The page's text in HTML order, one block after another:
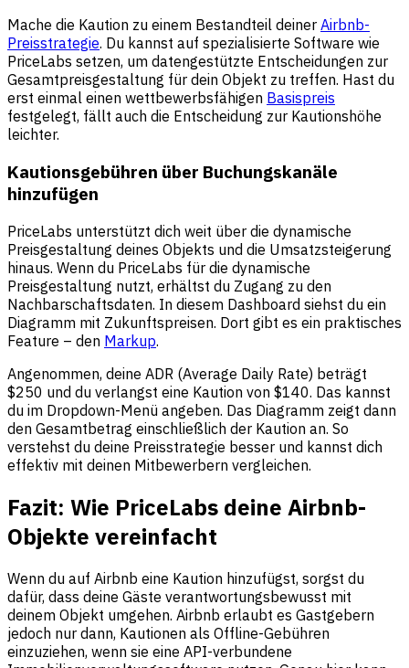
Mache die Kaution zu einem Bestandteil deiner Airbnb-
Preisstrategie. Du kannst auf spezialisierte Software wie
PriceLabs setzen, um datengestützte Entscheidungen zur
Gesamtpreisgestaltung für dein Objekt zu treffen. Hast du
erst einmal einen wettbewerbsfähigen Basispreis
festgelegt, fällt auch die Entscheidung zur Kautionshöhe
leichter.
Kautionsgebühren über Buchungskanäle
hinzufügen
PriceLabs unterstützt dich weit über die dynamische
Preisgestaltung deines Objekts und die Umsatzsteigerung
hinaus. Wenn du PriceLabs für die dynamische
Preisgestaltung nutzt, erhältst du Zugang zu den
Nachbarschaftsdaten. In diesem Dashboard siehst du ein
Diagramm mit Zukunftspreisen. Dort gibt es ein praktisches
Feature – den Markup.
Angenommen, deine ADR (Average Daily Rate) beträgt
$250 und du verlangst eine Kaution von $140. Das kannst
du im Dropdown-Menü angeben. Das Diagramm zeigt dann
den Gesamtbetrag einschließlich der Kaution an. So
verstehst du deine Preisstrategie besser und kannst dich
effektiv mit deinen Mitbewerbern vergleichen.
Fazit: Wie PriceLabs deine Airbnb-
Objekte vereinfacht
Wenn du auf Airbnb eine Kaution hinzufügst, sorgst du
dafür, dass deine Gäste verantwortungsbewusst mit
deinem Objekt umgehen. Airbnb erlaubt es Gastgebern
jedoch nur dann, Kautionen als Offline-Gebühren
einzuziehen, wenn sie eine API-verbundene